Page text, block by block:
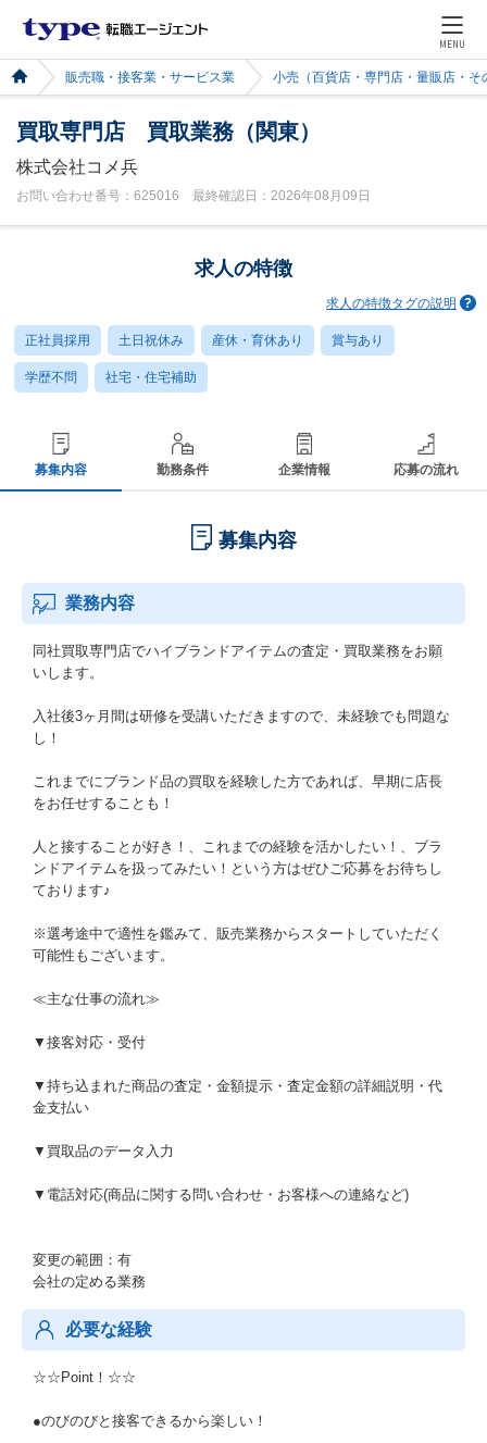
MENU
販売職・接客業・サービス業 小売（百貨店・専門店・量販店・そ
買取専門店 買取業務（関東）
株式会社コメ兵
お問い合わせ番号：625016 最終確認日：2026年08月09日
求人の特徴
求人の特徴タグの説明
正社員採用 土日祝休み 産休・育休あり 賞与あり
学歴不問 社宅・住宅補助
募集内容 勤務条件 企業情報 応募の流れ
募集内容
業務内容
同社買取専門店でハイブランドアイテムの査定・買取業務をお願
いします。
入社後3ヶ月間は研修を受講いただきますので、未経験でも問題な
し！
これまでにブランド品の買取を経験した方であれば、早期に店長
をお任せすることも！
人と接することが好き！、これまでの経験を活かしたい！、ブラ
ンドアイテムを扱ってみたい！という方はぜひご応募をお待ちし
ております♪
※選考途中で適性を鑑みて、販売業務からスタートしていただく
可能性もございます。
≪主な仕事の流れ≫
▼接客対応・受付
▼持ち込まれた商品の査定・金額提示・査定金額の詳細説明・代
金支払い
▼買取品のデータ入力
▼電話対応(商品に関する問い合わせ・お客様への連絡など)
変更の範囲：有
会社の定める業務
必要な経験
☆☆Point！☆☆
●のびのびと接客できるから楽しい！